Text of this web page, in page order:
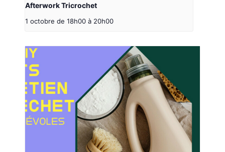
Afterwork Tricrochet
1 octobre de 18h00 à 20h00